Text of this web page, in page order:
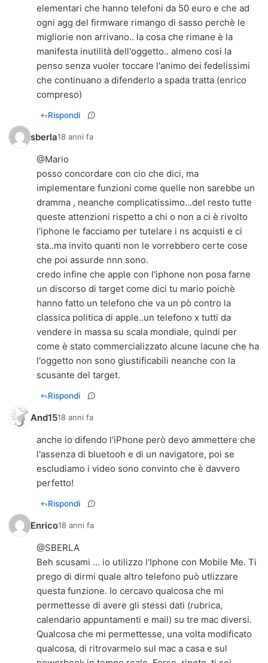
elementari che hanno telefoni da 50 euro e che ad
ogni agg del firmware rimango di sasso perchè le
migliorie non arrivano.. la cosa che rimane è la
manifesta inutilità dell'oggetto.. almeno cosi la
penso senza vuoler toccare l'animo dei fedelissimi
che continuano a difenderlo a spada tratta (enrico
compreso)
Rispondi
sberla18 anni fa
@Mario
posso concordare con cio che dici, ma
implementare funzioni come quelle non sarebbe un
dramma , neanche complicatissimo...del resto tutte
queste attenzioni rispetto a chi o non a ci è rivolto
l'iphone le facciamo per tutelare i ns acquisti e ci
sta..ma invito quanti non le vorrebbero certe cose
che poi assurde nnn sono.
credo infine che apple con l'iphone non posa farne
un discorso di target come dici tu mario poichè
hanno fatto un telefono che va un pò contro la
classica politica di apple..un telefono x tutti da
vendere in massa su scala mondiale, quindi per
come è stato commercializzato alcune lacune che ha
l'oggetto non sono giustificabili neanche con la
scusante del target.
Rispondi
And1518 anni fa
anche io difendo l'iPhone però devo ammettere che
l'assenza di bluetooh e di un navigatore, poi se
escludiamo i video sono convinto che è davvero
perfetto!
Rispondi
Enrico18 anni fa
@SBERLA
Beh scusami ... io utilizzo l'Iphone con Mobile Me. Ti
prego di dirmi quale altro telefono può utlizzare
questa funzione. Io cercavo qualcosa che mi
permettesse di avere gli stessi dati (rubrica,
calendario appuntamenti e mail) su tre mac diversi.
Qualcosa che mi permettesse, una volta modificato
qualcosa, di ritrovarmelo sul mac a casa e sul